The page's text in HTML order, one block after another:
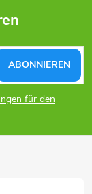
für den
ABONNIEREN